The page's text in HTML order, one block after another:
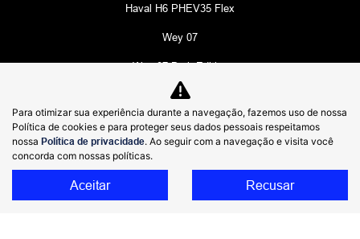
Haval H6 PHEV35 Flex
Wey 07
Wey 07 Dark Edition
Poer P30 Pro
Poer P30 Exclusive
Poer P30 Trail
Para otimizar sua experiência durante a navegação, fazemos uso de nossa
Política de cookies e para proteger seus dados pessoais respeitamos
nossa Política de privacidade. Ao seguir com a navegação e visita você
concorda com nossas políticas.
Aceitar Recusar